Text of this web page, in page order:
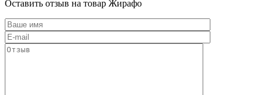
Оставить отзыв на товар Жирафо